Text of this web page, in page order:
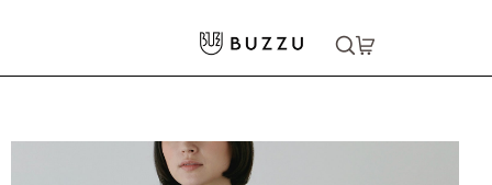
〈定番〉5.6oz ビッグシルエットTシャツ